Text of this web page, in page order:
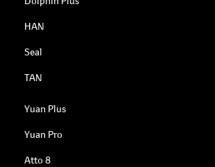
HAN
Seal
TAN
Yuan Plus
Yuan Pro
Atto 8